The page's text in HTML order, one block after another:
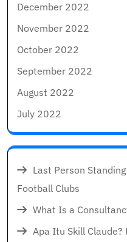
December 2022
November 2022
October 2022
September 2022
August 2022
July 2022
Last Person
Football Clubs
What Is a
Apa Itu Skill Claude?